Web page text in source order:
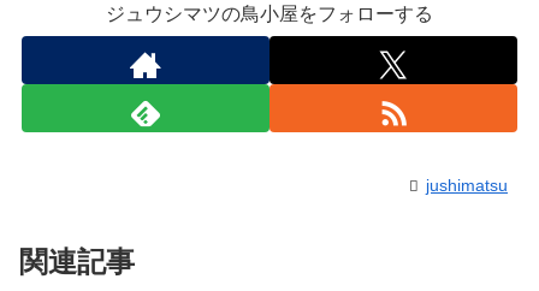
ジュウシマツの鳥小屋をフォローする
jushimatsu
関連記事